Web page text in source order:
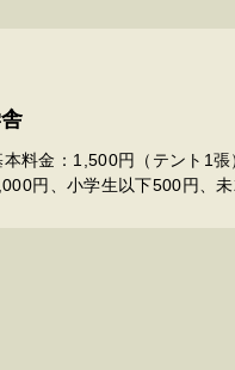
本料金：1,500円（テント1張
円、小学生以下500円、